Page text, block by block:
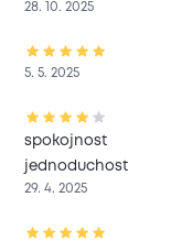
28. 10. 2025
5. 5. 2025
spokojnost
jednoduchost
29. 4. 2025